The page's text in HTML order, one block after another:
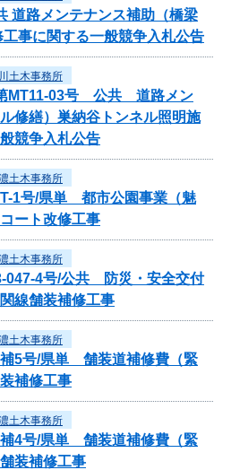
道路メンテナンス補助（橋梁
事に関する一般競争入札公告
土木事務所
第MT11-03号 公共 道路メン
修繕）巣納谷トンネル照明施
競争入札公告
土木事務所
T-1号/県単 都市公園事業（魅
ート改修工事
土木事務所
047-4号/公共 防災・安全交付
線舗装補修工事
土木事務所
補5号/県単 舗装道補修費（緊
補修工事
土木事務所
補4号/県単 舗装道補修費（緊
装補修工事